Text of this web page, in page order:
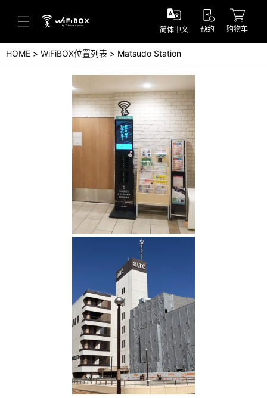
帮助／询问
帮助中心(日本语)
帮助中心(英语)
询问(日本语)
简体中文 预约 购物车
HOME WiFiBOX位置列表 Matsudo Station